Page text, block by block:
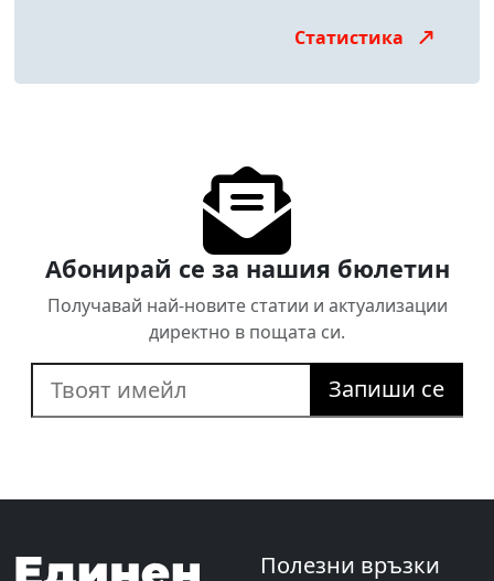
Статистика
Абонирай се за нашия бюлетин
Получавай най-новите статии и актуализации
директно в пощата си.
Запиши се
Полезни връзки